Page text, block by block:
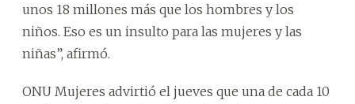
unos 18 millones más que los hombres y los
niños. Eso es un insulto para las mujeres y las
niñas”, afirmó.
ONU Mujeres advirtió el jueves que una de cada 10